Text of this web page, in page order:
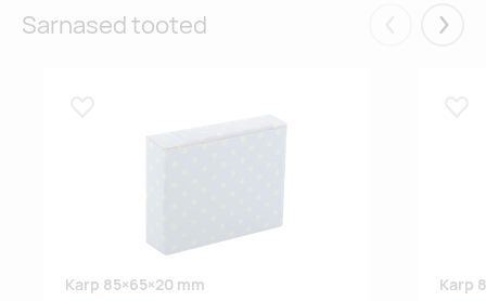
Sarnased tooted Eelmised
Karp 85×65×20 mm Karp